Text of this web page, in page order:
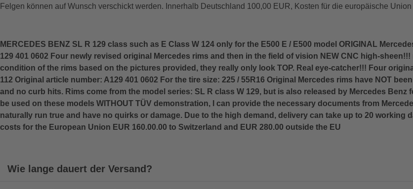
Felgen können auf Wunsch verschickt werden. Innerhalb Deutschland 100,00 EUR, Kosten für die europäische
MERCEDES BENZ SL R 129 class such as E Class W 124 only for the E500 E / E500 model ORIGINAL
129 401 0602 Four newly revised original Mercedes rims and then in the field of vision NEW CNC high-
condition of the rims based on the pictures provided, they really only look TOP. Real eye-catcher!!! Four
112 Original article number: A129 401 0602 For the tire size: 225 / 55R16 Original Mercedes rims have NOT
and no curb hits. Rims come from the model series: SL R class W 129, but is also released by Mercedes Benz
be used on these models WITHOUT TÜV demonstration, I can provide the necessary documents from
naturally run true and have no quirks or damage. Due to the high demand, delivery can take up to 20 working
costs for the European Union EUR 160.00.00 to Switzerland and EUR 280.00 outside the EU
Wie lange dauert der Versand?